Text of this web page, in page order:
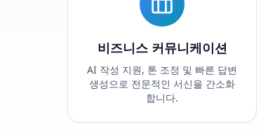
비즈니스 커뮤니케이션
AI 작성 지원, 톤 조정 및 빠른 답변
생성으로 전문적인 서신을 간소화
합니다.